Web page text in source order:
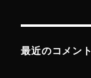
最近のコメント